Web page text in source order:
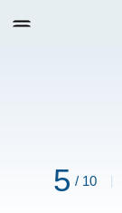
5 / 10